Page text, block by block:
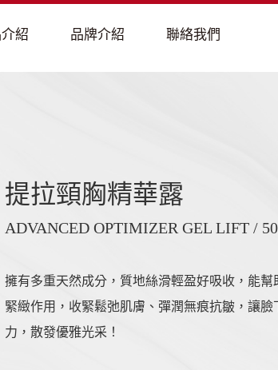
提拉頸胸精華露
ADVANCED OPTIMIZER GEL LIFT /
擁有多重天然成分，質地絲滑輕盈好吸收，能
緊緻作用，收緊鬆弛肌膚、彈潤無痕抗皺，讓
力，散發優雅光采！